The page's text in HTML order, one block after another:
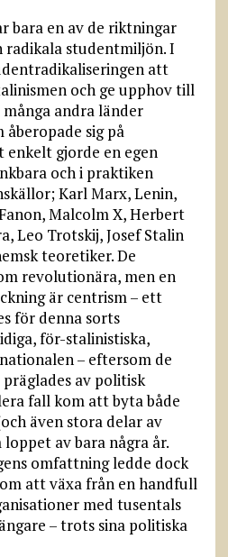
bara en av de riktningar
radikala studentmiljön. I
att
och ge upphov till
andra länder
sig på
gjorde en egen
och i praktiken
Karl Marx, Lenin,
Malcolm X, Herbert
Leo Trotskij, Josef Stalin
teoretiker. De
revolutionära, men en
är centrism – ett
för denna sorts
för-stalinistiska,
– eftersom de
av politisk
fall kom att byta både
även stora delar av
av bara några år.
omfattning ledde dock
att växa från en handfull
med tusentals
– trots sina politiska